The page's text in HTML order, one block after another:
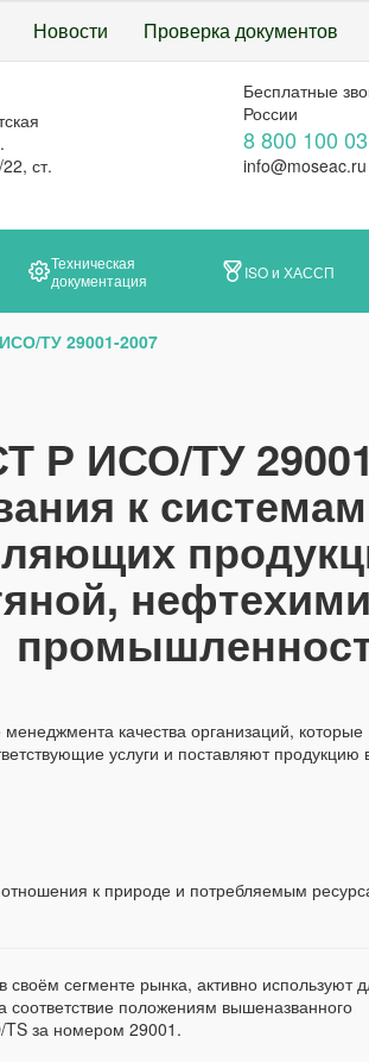
Новости Проверка документов
ст.
Бесплатные
России
8 800 100
info@moseac.ru
Техническая
документация
ISO и ХАССП
ТУ 29001-2007
Р ИСО/ТУ
к
качества организаций, которые
услуги и поставляют продукцию
к природе и потребляемым
сегменте рынка, активно используют
положениям вышеназванного
TS за номером 29001.